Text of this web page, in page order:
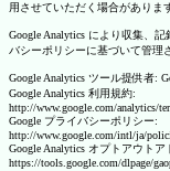
用させていただく場合がありま
Google Analytics により収集、
バシーポリシーに基づいて管理
Google Analytics ツール提供者:
Google Analytics 利用規約:
http://www.google.com/analytics/
Google プライバシーポリシー:
http://www.google.com/intl/ja/
Google Analytics オプトアウトア
https://tools.google.com/dlpage/